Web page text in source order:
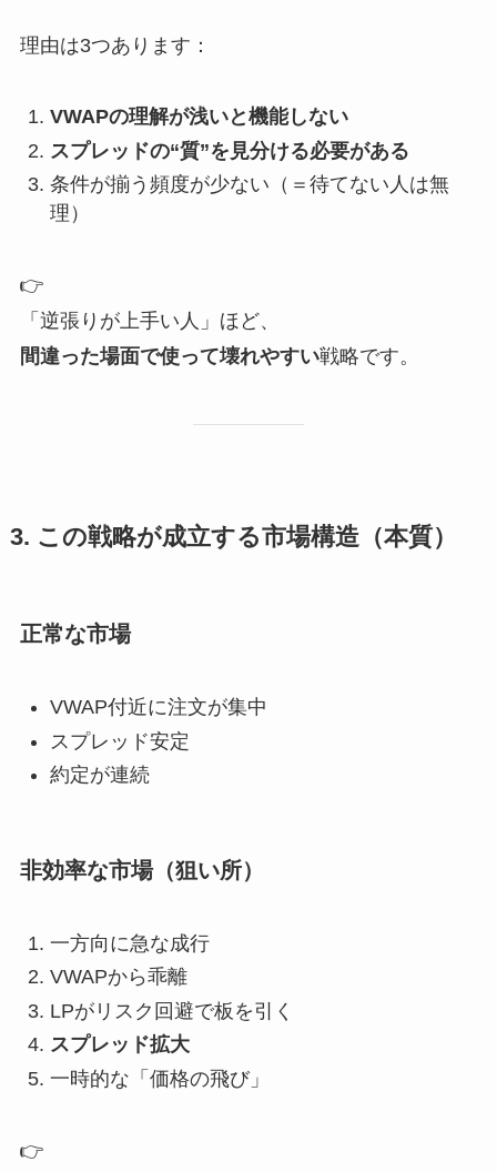
理由は3つあります：
VWAPの理解が浅いと機能しない
スプレッドの“質”を見分ける必要がある
条件が揃う頻度が少ない（＝待てない人は無
理）
👉
「逆張りが上手い人」ほど、
間違った場面で使って壊れやすい戦略です。
3. この戦略が成立する市場構造（本質）
正常な市場
VWAP付近に注文が集中
スプレッド安定
約定が連続
非効率な市場（狙い所）
一方向に急な成行
VWAPから乖離
LPがリスク回避で板を引く
スプレッド拡大
一時的な「価格の飛び」
👉